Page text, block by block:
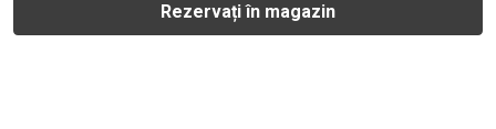
Rezervați în magazin